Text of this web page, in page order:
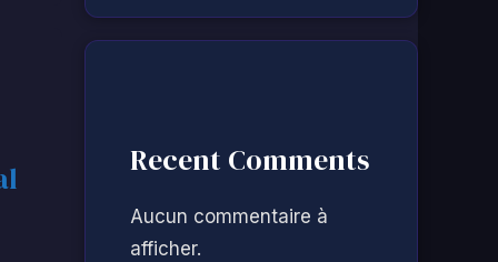
Recent Comments
Aucun commentaire à
afficher.